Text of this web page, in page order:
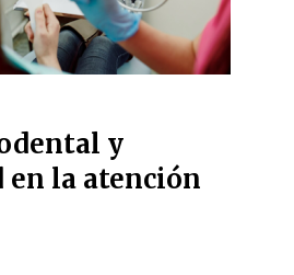
y
la atención